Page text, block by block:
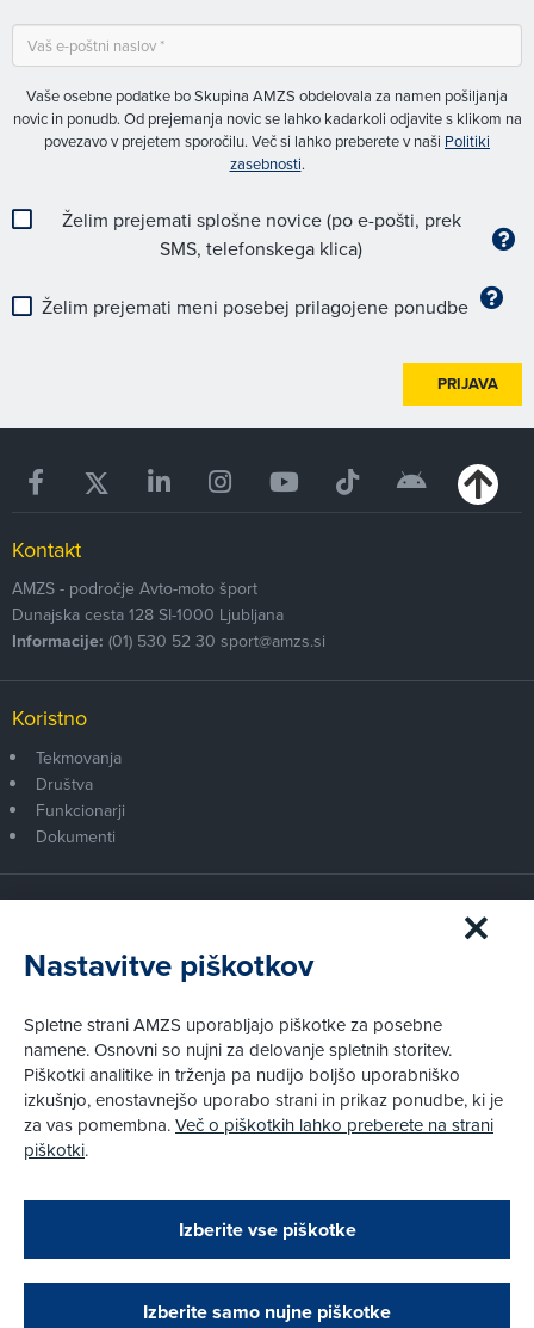
Zapri
Podarjamo vam 10 €!
Obstoječi in novi AMZS člani, ki boste v AMZS
opravili registracijo vozila, boste prejeli
vrednostno darilno kartico z dobroimetjem v višini
Vaše osebne podatke bo Skupina AMZS obdelovala za namen pošiljanja
novic in ponudb. Od prejemanja novic se lahko kadarkoli odjavite s klikom na
povezavo v prejetem sporočilu. Več si lahko preberete v naši Politiki
zasebnosti.
Želim prejemati splošne novice (po e-pošti, prek
SMS, telefonskega klica)
Želim prejemati meni posebej prilagojene ponudbe
PRIJAVA
Kontakt
AMZS - področje Avto-moto šport
Dunajska cesta 128 SI-1000 Ljubljana
Informacije: (01) 530 52 30 sport@amzs.si
Koristno
Tekmovanja
Društva
Funkcionarji
Dokumenti
Postanite član AMZS
Zakaj (p)ostati član?
Kako vam pomagamo
Pravni vidiki
Piškotki
Pravno obvestilo
Pri spletni včlanitvi so podprta naslednja plačilna sredstva:
Nastavitve piškotkov
Spletne strani AMZS uporabljajo piškotke za posebne
namene. Osnovni so nujni za delovanje spletnih storitev.
Piškotki analitike in trženja pa nudijo boljšo uporabniško
izkušnjo, enostavnejšo uporabo strani in prikaz ponudbe, ki je
za vas pomembna.Več o piškotkih lahko preberete na strani
piškotki.
Izberite vse piškotke
Izberite samo nujne piškotke